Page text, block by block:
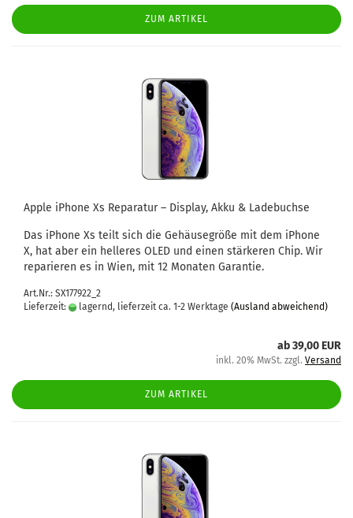
ZUM ARTIKEL
Apple iPho­ne Xs Re­pa­ra­tur – Dis­play, Akku & La­de­buch­se
Das iPho­ne Xs teilt sich die Ge­häu­se­grö­ße mit dem iPho­ne
X, hat aber ein hel­le­res OLED und einen stär­ke­ren Chip. Wir
re­pa­rie­ren es in Wien, mit 12 Mo­na­ten Ga­ran­tie.
Art.Nr.: SX177922_2
Lieferzeit:
lagernd, lieferzeit ca. 1-2 Werktage (Ausland abweichend)
ab 39,00 EUR
inkl. 20% MwSt. zzgl. Versand
ZUM ARTIKEL